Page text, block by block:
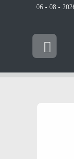
2026 - 08 -